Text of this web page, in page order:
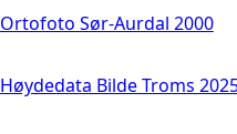
Ortofoto Sør-Aurdal 2000
Høydedata Bilde Troms